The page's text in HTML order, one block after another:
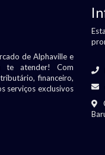
de Alphaville e
te atender! Com
financeiro,
serviços exclusivos